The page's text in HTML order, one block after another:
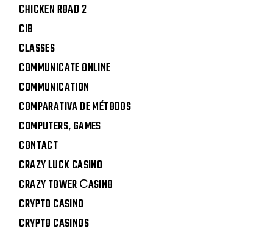
CHICKEN ROAD 2
CIB
CLASSES
COMMUNICATE ONLINE
COMMUNICATION
COMPARATIVA DE MÉTODOS
COMPUTERS, GAMES
CONTACT
CRAZY LUCK CASINO
CRAZY TOWER СASINO
CRYPTO CASINO
CRYPTO CASINOS